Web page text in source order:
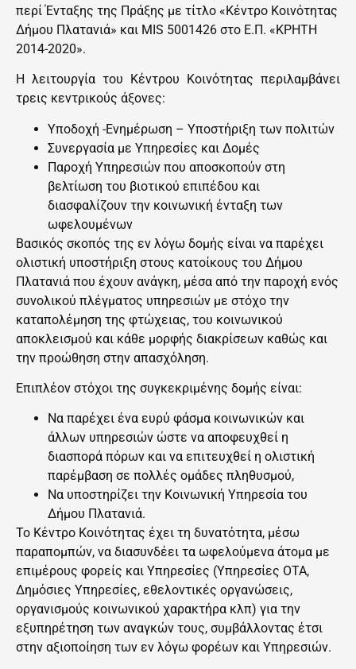
περί Ένταξης της Πράξης με τίτλο «Κέντρο Κοινότητας
Δήμου Πλατανιά» και MIS 5001426 στο Ε.Π. «ΚΡΗΤΗ
2014-2020».
Η λειτουργία του Κέντρου Κοινότητας περιλαμβάνει
τρεις κεντρικούς άξονες:
Υποδοχή -Ενημέρωση – Υποστήριξη των πολιτών
Συνεργασία με Υπηρεσίες και Δομές
Παροχή Υπηρεσιών που αποσκοπούν στη
βελτίωση του βιοτικού επιπέδου και
διασφαλίζουν την κοινωνική ένταξη των
ωφελουμένων
Βασικός σκοπός της εν λόγω δομής είναι να παρέχει
ολιστική υποστήριξη στους κατοίκους του Δήμου
Πλατανιά που έχουν ανάγκη, μέσα από την παροχή ενός
συνολικού πλέγματος υπηρεσιών με στόχο την
καταπολέμηση της φτώχειας, του κοινωνικού
αποκλεισμού και κάθε μορφής διακρίσεων καθώς και
την προώθηση στην απασχόληση.
Επιπλέον στόχοι της συγκεκριμένης δομής είναι:
Να παρέχει ένα ευρύ φάσμα κοινωνικών και
άλλων υπηρεσιών ώστε να αποφευχθεί η
διασπορά πόρων και να επιτευχθεί η ολιστική
παρέμβαση σε πολλές ομάδες πληθυσμού,
Να υποστηρίζει την Κοινωνική Υπηρεσία του
Δήμου Πλατανιά.
Το Κέντρο Κοινότητας έχει τη δυνατότητα, μέσω
παραπομπών, να διασυνδέει τα ωφελούμενα άτομα με
επιμέρους φορείς και Υπηρεσίες (Υπηρεσίες ΟΤΑ,
Δημόσιες Υπηρεσίες, εθελοντικές οργανώσεις,
οργανισμούς κοινωνικού χαρακτήρα κλπ) για την
εξυπηρέτηση των αναγκών τους, συμβάλλοντας έτσι
στην αξιοποίηση των εν λόγω φορέων και Υπηρεσιών.